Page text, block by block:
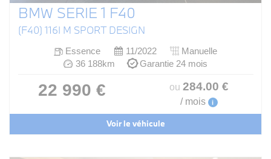
BMW SERIE 1 F40
(F40) 116I M SPORT DESIGN
Essence 11/2022
Manuelle
36 188km
Garantie 24 mois
22 990 € ou 284.00 €
/ mois i
Voir le véhicule